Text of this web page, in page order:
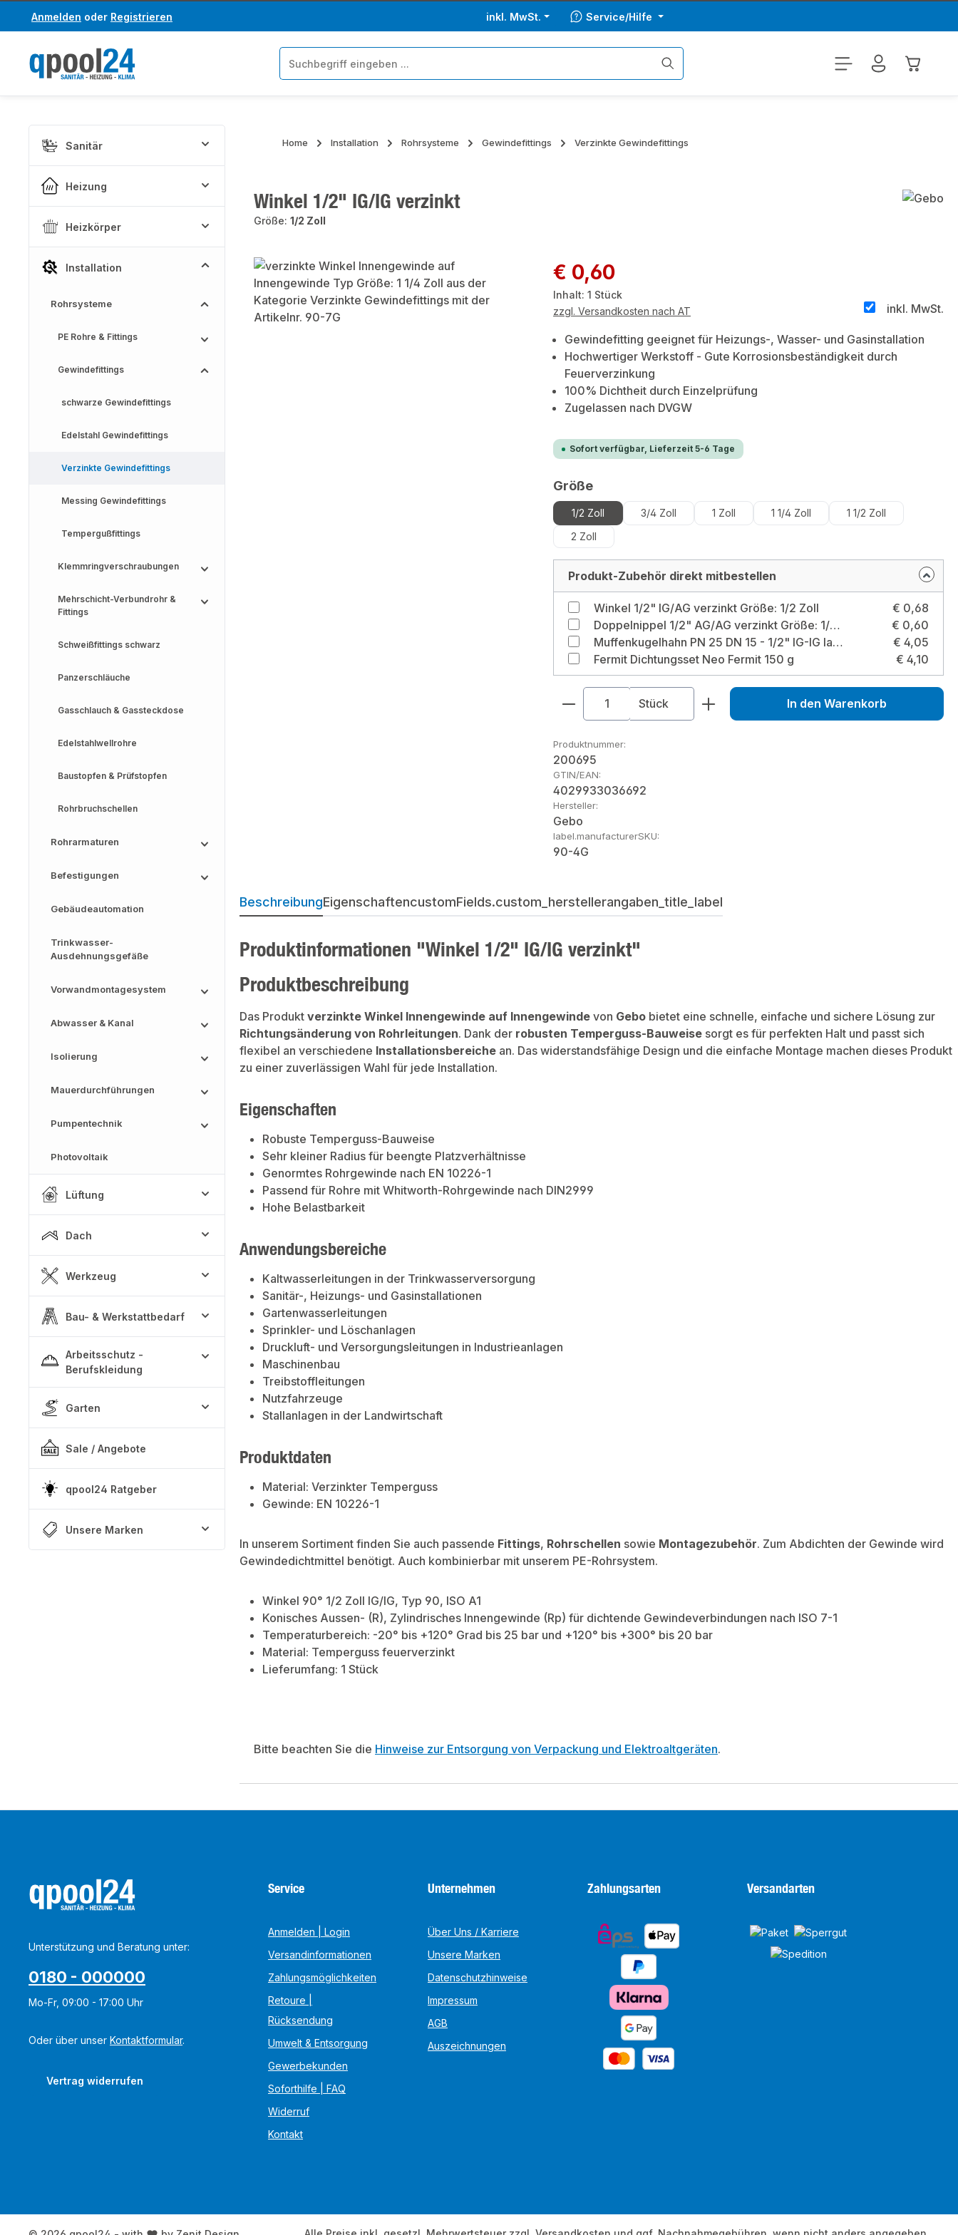
Hauptinhalt springen
Zur Suche springen
Anmelden oder Registrieren inkl. MwSt. Service/Hilfe
Sanitär
Heizung
Heizkörper
Installation
Rohrsysteme
PE Rohre & Fittings
Gewindefittings
schwarze Gewindefittings
Edelstahl Gewindefittings
Verzinkte Gewindefittings
Messing Gewindefittings
Tempergußfittings
Klemmringverschraubungen
Mehrschicht-Verbundrohr &
Fittings
Schweißfittings schwarz
Panzerschläuche
Gasschlauch & Gassteckdose
Edelstahlwellrohre
Baustopfen & Prüfstopfen
Rohrbruchschellen
Rohrarmaturen
Befestigungen
Gebäudeautomation
Trinkwasser-
Ausdehnungsgefäße
Vorwandmontagesystem
Abwasser & Kanal
Isolierung
Mauerdurchführungen
Pumpentechnik
Photovoltaik
Lüftung
Dach
Werkzeug
Bau- & Werkstattbedarf
Arbeitsschutz -
Berufskleidung
Garten
Sale / Angebote
qpool24 Ratgeber
Unsere Marken
Home Installation Rohrsysteme Gewindefittings Verzinkte Gewindefittings
Winkel 1/2" IG/IG verzinkt
Größe: 1/2 Zoll
Bildergalerie überspringen Regulärer Preis:
€ 0,60
Inhalt: 1 Stück
inkl. MwSt.
zzgl. Versandkosten nach AT
Gewindefitting geeignet für Heizungs-, Wasser- und Gasinstallation
Hochwertiger Werkstoff - Gute Korrosionsbeständigkeit durch
Feuerverzinkung
100% Dichtheit durch Einzelprüfung
Zugelassen nach DVGW
Sofort verfügbar, Lieferzeit 5-6 Tage
Größeauswählen
1/2 Zoll 3/4 Zoll 1 Zoll 1 1/4 Zoll
1 1/2 Zoll
2 Zoll
Produkt-Zubehör direkt mitbestellen
Winkel 1/2" IG/AG verzinkt Größe: 1/2 Zoll
€ 0,68
Doppelnippel 1/2" AG/AG verzinkt Größe: 1/2 Zoll
€ 0,60
Muffenkugelhahn PN 25 DN 15 - 1/2" IG-IG langer Hebel ohne Entleerung für Heizung, Brauchwasser, Grauwasser, Gartenwasser Größe: 1/2 Zoll
€ 4,05
Fermit Dichtungsset Neo Fermit 150 g
€ 4,10
Produkt Anzahl: Gib den gewünschten Wert
Stück In den Warenkorb
Produktnummer:
200695
GTIN/EAN:
4029933036692
Hersteller:
Gebo
label.manufacturerSKU:
90-4G
BeschreibungEigenschaftencustomFields.custom_herstellerangaben_title_label
Produktinformationen "Winkel 1/2" IG/IG verzinkt"
Produktbeschreibung
Das Produkt verzinkte Winkel Innengewinde auf Innengewinde von Gebo bietet eine schnelle, einfache und sichere Lösung zur
Richtungsänderung von Rohrleitungen. Dank der robusten Temperguss-Bauweise sorgt es für perfekten Halt und passt sich
flexibel an verschiedene Installationsbereiche an. Das widerstandsfähige Design und die einfache Montage machen dieses Produkt
zu einer zuverlässigen Wahl für jede Installation.
Eigenschaften
Robuste Temperguss-Bauweise
Sehr kleiner Radius für beengte Platzverhältnisse
Genormtes Rohrgewinde nach EN 10226-1
Passend für Rohre mit Whitworth-Rohrgewinde nach DIN2999
Hohe Belastbarkeit
Anwendungsbereiche
Kaltwasserleitungen in der Trinkwasserversorgung
Sanitär-, Heizungs- und Gasinstallationen
Gartenwasserleitungen
Sprinkler- und Löschanlagen
Druckluft- und Versorgungsleitungen in Industrieanlagen
Maschinenbau
Treibstoffleitungen
Nutzfahrzeuge
Stallanlagen in der Landwirtschaft
Produktdaten
Material: Verzinkter Temperguss
Gewinde: EN 10226-1
In unserem Sortiment finden Sie auch passende Fittings, Rohrschellen sowie Montagezubehör. Zum Abdichten der Gewinde wird
Gewindedichtmittel benötigt. Auch kombinierbar mit unserem PE-Rohrsystem.
Winkel 90° 1/2 Zoll IG/IG, Typ 90, ISO A1
Konisches Aussen- (R), Zylindrisches Innengewinde (Rp) für dichtende Gewindeverbindungen nach ISO 7-1
Temperaturbereich: -20° bis +120° Grad bis 25 bar und +120° bis +300° bis 20 bar
Material: Temperguss feuerverzinkt
Lieferumfang: 1 Stück
Bitte beachten Sie die Hinweise zur Entsorgung von Verpackung und Elektroaltgeräten.
Unterstützung und Beratung unter:
0180 - 000000
Mo-Fr, 09:00 - 17:00 Uhr
Oder über unser Kontaktformular.
Vertrag widerrufen
Service
Anmelden | Login
Versandinformationen
Zahlungsmöglichkeiten
Retoure |
Rücksendung
Umwelt & Entsorgung
Gewerbekunden
Soforthilfe | FAQ
Widerruf
Kontakt
Unternehmen
Über Uns / Karriere
Unsere Marken
Datenschutzhinweise
Impressum
AGB
Auszeichnungen
Zahlungsarten Versandarten